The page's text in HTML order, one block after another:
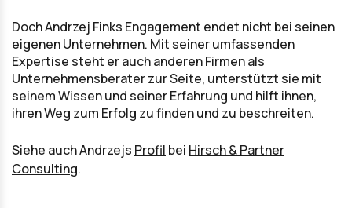
Doch Andrzej Finks Engagement endet nicht bei seinen
eigenen Unternehmen. Mit seiner umfassenden
Expertise steht er auch anderen Firmen als
Unternehmensberater zur Seite, unterstützt sie mit
seinem Wissen und seiner Erfahrung und hilft ihnen,
ihren Weg zum Erfolg zu finden und zu beschreiten.
Siehe auch Andrzejs Profil bei Hirsch & Partner
Consulting.